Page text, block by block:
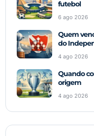
futebol
6 ago 2026
Quem
do
4 ago 2026
Quando
origem
4 ago 2026